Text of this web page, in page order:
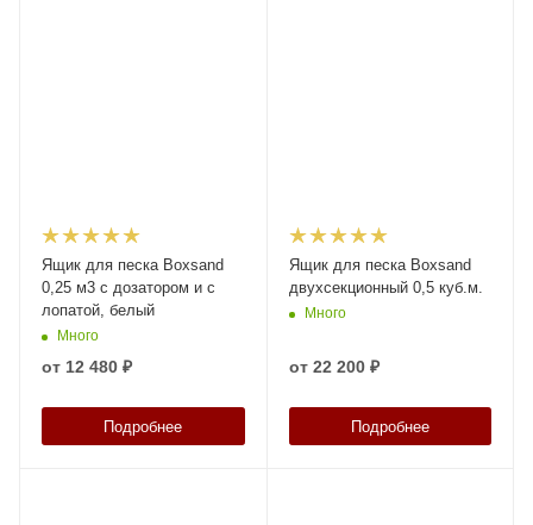
Ящик для песка Boxsand
0,25 м3 с дозатором и с
лопатой, белый
Много
от 12 480 ₽
Подробнее
Ящик для песка Boxsand
двухсекционный 0,5 куб.м.
Много
от 22 200 ₽
Подробнее